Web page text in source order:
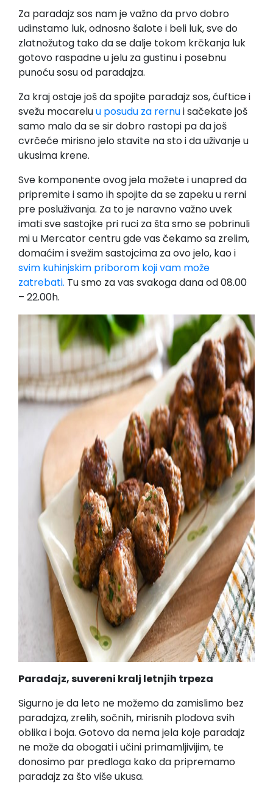
Za paradajz sos nam je važno da prvo dobro
udinstamo luk, odnosno šalote i beli luk, sve do
zlatnožutog tako da se dalje tokom krčkanja luk
gotovo raspadne u jelu za gustinu i posebnu
punoću sosu od paradajza.
Za kraj ostaje još da spojite paradajz sos, ćuftice i
svežu mocareluu posudu za rernui sačekate još
samo malo da se sir dobro rastopi pa da još
cvrčeće mirisno jelo stavite na sto i da uživanje u
ukusima krene.
Sve komponente ovog jela možete i unapred da
pripremite i samo ih spojite da se zapeku u rerni
pre posluživanja. Za to je naravno važno uvek
imati sve sastojke pri ruci za šta smo se pobrinuli
mi u Mercator centru gde vas čekamo sa zrelim,
domaćim i svežim sastojcima za ovo jelo, kao i
svim kuhinjskim priborom koji vam može
zatrebati. Tu smo za vas svakoga dana od 08.00
– 22.00h.
Paradajz, suvereni kralj letnjih trpeza
Sigurno je da leto ne možemo da zamislimo bez
paradajza, zrelih, sočnih, mirisnih plodova svih
oblika i boja. Gotovo da nema jela koje paradajz
ne može da obogati i učini primamljivijim, te
donosimo par predloga kako da pripremamo
paradajz za što više ukusa.